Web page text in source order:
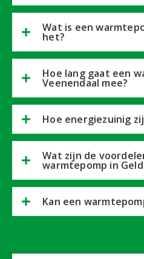
Wat is een
het?
Hoe lang gaat een
Veenendaal mee?
Hoe energiezuinig
Wat zijn de
warmtepomp in
Kan een